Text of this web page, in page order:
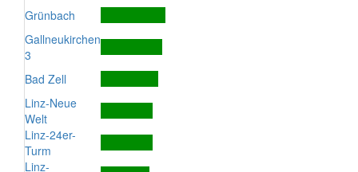
Grünbach
Gallneukirchen
3
Bad Zell
Linz-Neue
Welt
Linz-24er-
Turm
Linz-